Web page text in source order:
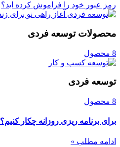
رمز عبور خود را فراموش کرده اید؟
محصولات توسعه فردی
8 محصول
توسعه فردی
8 محصول
برای برنامه ریزی روزانه چکار کنیم؟
ادامه مطلب »